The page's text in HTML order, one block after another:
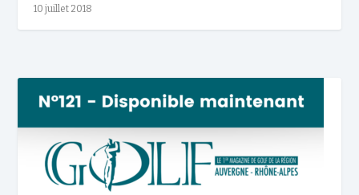
10 juillet 2018